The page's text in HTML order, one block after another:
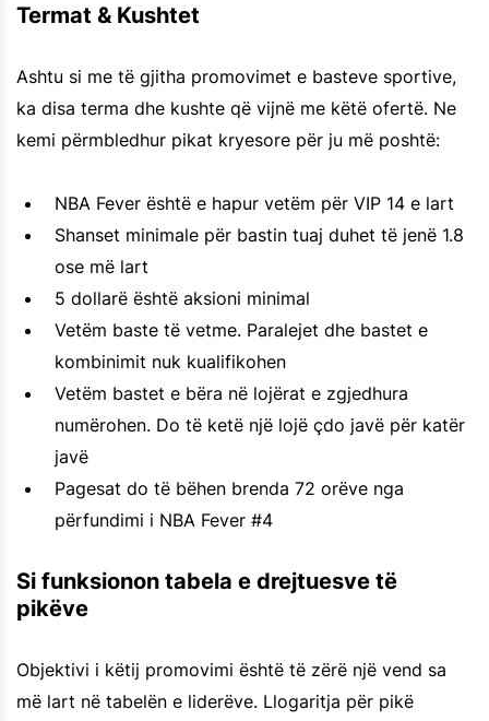
Termat & Kushtet
Ashtu si me të gjitha promovimet e basteve sportive,
ka disa terma dhe kushte që vijnë me këtë ofertë. Ne
kemi përmbledhur pikat kryesore për ju më poshtë:
NBA Fever është e hapur vetëm për VIP 14 e lart
Shanset minimale për bastin tuaj duhet të jenë 1.8
ose më lart
5 dollarë është aksioni minimal
Vetëm baste të vetme. Paralejet dhe bastet e
kombinimit nuk kualifikohen
Vetëm bastet e bëra në lojërat e zgjedhura
numërohen. Do të ketë një lojë çdo javë për katër
javë
Pagesat do të bëhen brenda 72 orëve nga
përfundimi i NBA Fever #4
Si funksionon tabela e drejtuesve të
pikëve
Objektivi i këtij promovimi është të zërë një vend sa
më lart në tabelën e liderëve. Llogaritja për pikë